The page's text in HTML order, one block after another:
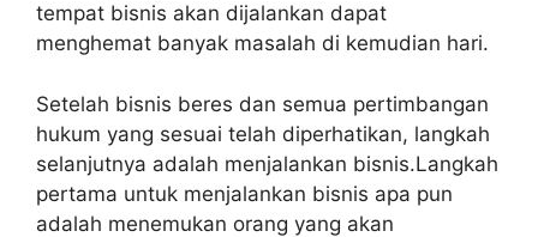
tempat bisnis akan dijalankan dapat
menghemat banyak masalah di kemudian hari.
Setelah bisnis beres dan semua pertimbangan
hukum yang sesuai telah diperhatikan, langkah
selanjutnya adalah menjalankan bisnis.Langkah
pertama untuk menjalankan bisnis apa pun
adalah menemukan orang yang akan